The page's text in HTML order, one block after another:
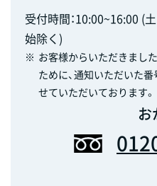
受付時間：10:00~16:00 (
始除く)
※ お客様からいただきまし
ために、通知いただいた
せていただいております。
お